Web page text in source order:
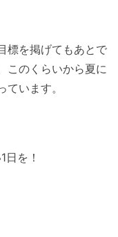
標を掲げてもあとで
このくらいから夏に
います。
を！